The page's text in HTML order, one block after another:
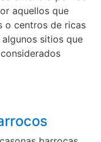
aquellos que
o centros de ricas
sitios que